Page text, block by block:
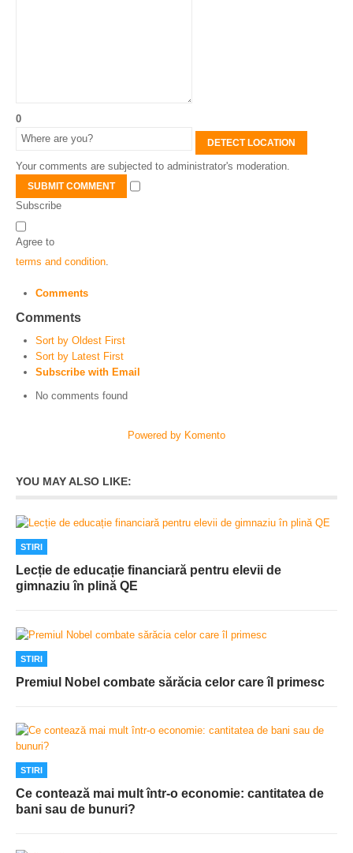
0
DETECT LOCATION
Your comments are subjected to administrator's moderation.
SUBMIT COMMENT
Subscribe
Agree to
terms and condition
Comments
Comments
Sort by Oldest First
Sort by Latest First
Subscribe with Email
No comments found
Powered by Komento
YOU MAY ALSO LIKE:
STIRI
Lecție de educație financiară pentru elevii de
gimnaziu în plină QE
STIRI
Premiul Nobel combate sărăcia celor care îl primesc
STIRI
Ce contează mai mult într-o economie: cantitatea de
bani sau de bunuri?